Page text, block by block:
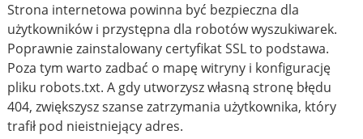
Strona internetowa powinna być bezpieczna dla
użytkowników i przystępna dla robotów wyszukiwarek.
Poprawnie zainstalowany certyfikat SSL to podstawa.
Poza tym warto zadbać o mapę witryny i konfigurację
pliku robots.txt. A gdy utworzysz własną stronę błędu
404, zwiększysz szanse zatrzymania użytkownika, który
trafił pod nieistniejący adres.